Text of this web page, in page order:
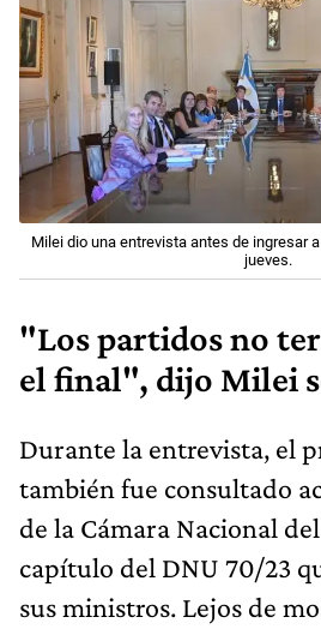
Milei dio una entrevista antes de ingresar
jueves.
"Los partidos no
el final", dijo Milei
Durante la entrevista, el
también fue consultado
de la Cámara Nacional
capítulo del DNU 70/23
sus ministros. Lejos de